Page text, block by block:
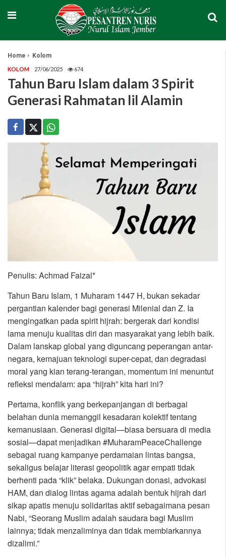
Home Kolom
KOLOM 27/06/2025 674
Tahun Baru Islam dalam 3 Spirit
Generasi Rahmatan lil Alamin
Penulis: Achmad Faizal*
Tahun Baru Islam, 1 Muharam 1447 H, bukan sekadar
pergantian kalender bagi generasi Milenial dan Z. Ia
mengingatkan pada spirit hijrah: bergerak dari kondisi
lama menuju kualitas diri dan masyarakat yang lebih baik.
Dalam lanskap global yang diguncang peperangan antar-
negara, kemajuan teknologi super-cepat, dan degradasi
moral yang kian terang-terangan, momentum ini menuntut
refleksi mendalam: apa “hijrah” kita hari ini?
Pertama, konflik yang berkepanjangan di berbagai
belahan dunia memanggil kesadaran kolektif tentang
kemanusiaan. Generasi digital—biasa bersuara di media
sosial—dapat menjadikan #MuharamPeaceChallenge
sebagai ruang kampanye perdamaian lintas bangsa,
sekaligus belajar literasi geopolitik agar empati tidak
berhenti pada “klik” belaka. Dukungan donasi, advokasi
HAM, dan dialog lintas agama adalah bentuk hijrah dari
sikap apatis menuju solidaritas aktif sebagaimana pesan
Nabi, “Seorang Muslim adalah saudara bagi Muslim
lainnya; tidak menzaliminya dan tidak membiarkannya
dizalimi.”